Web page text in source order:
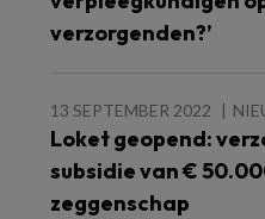
verzorgenden?’
13 SEPTEMBER 2022
Loket geopend:
subsidie van €
zeggenschap